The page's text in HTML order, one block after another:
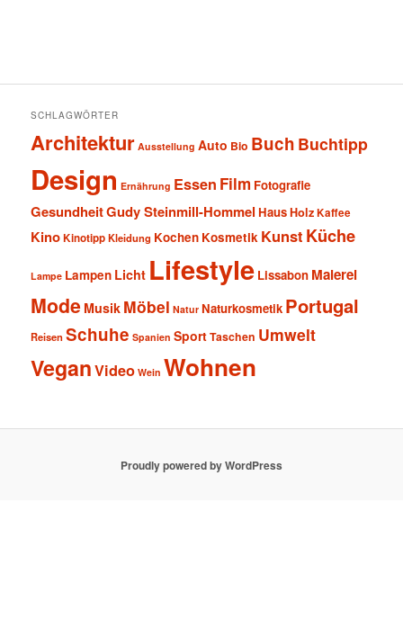
SCHLAGWÖRTER
Architektur Ausstellung Auto Bio Buch Buchtipp
Design Ernährung Essen Film Fotografie
GesundheitGudy Steinmill-Hommel HausHolzKaffee
KinoKinotippKleidung Kochen Kosmetik Kunst Küche
Lampe Lampen Licht Lifestyle Lissabon Malerei
Mode Musik Möbel Natur Naturkosmetik Portugal
ReisenSchuhe Spanien SportTaschen Umwelt
VeganVideo Wein Wohnen
Proudly powered by WordPress